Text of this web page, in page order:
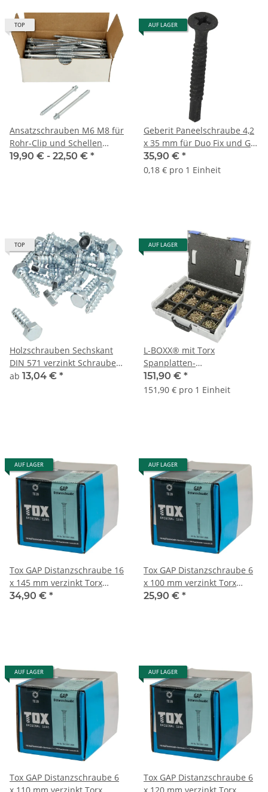
TOP
Ansatzschrauben M6 M8 für
Rohr-Clip und Schellen
Verzinkt VPE 100 Stk
19,90 € - 22,50 € *
AUF LAGER
Geberit Paneelschraube 4,2
x 35 mm für Duo Fix und GIS
Tragesysteme 461.030.00.1
35,90 € *
0,18 € pro 1 Einheit
TOP
Holzschrauben Sechskant
DIN 571 verzinkt Schrauben
5 6 8 10 Schlüsselschrauben
ab 13,04 € *
AUF LAGER
L-BOXX® mit Torx
Spanplatten-
Senkkopfschrauben
151,90 € *
151,90 € pro 1 Einheit
AUF LAGER
Tox GAP Distanzschraube 16
x 145 mm verzinkt Torx
100Stk
34,90 € *
AUF LAGER
Tox GAP Distanzschraube 6
x 100 mm verzinkt Torx
100Stk
25,90 € *
AUF LAGER
Tox GAP Distanzschraube 6
AUF LAGER
Tox GAP Distanzschraube 6